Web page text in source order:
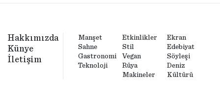
Hakkımızda
Künye
İletişim
Manşet Etkinlikler
Ekran
Sahne
Stil
Edebiyat
Gastronomi
Vegan
Söyleşi
Teknoloji
Rüya
Makineler
Deniz
Kültürü